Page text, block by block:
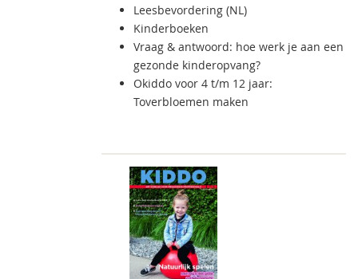
Leesbevordering (NL)
Kinderboeken
Vraag & antwoord: hoe werk je aan een
gezonde kinderopvang?
Okiddo voor 4 t/m 12 jaar:
Toverbloemen maken